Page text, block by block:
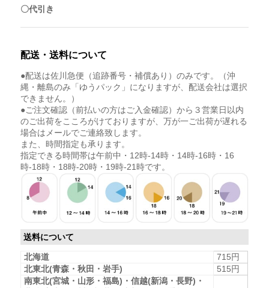
〇代引き
配送・送料について
●配送は佐川急便（追跡番号・補償あり）のみです。（沖
縄・離島のみ「ゆうパック」になりますが、配送会社は選択
できません。）
●ご注文確認（前払いの方はご入金確認）から３営業日以内
のご出荷をこころがけておりますが、万が一ご出荷が遅れる
場合はメールでご連絡致します。
また、時間指定も承ります。
指定できる時間帯は午前中・12時-14時・14時-16時・16
時-18時・18時-20時・19時-21時です。
送料について
北海道
715円
北東北(青森・秋田・岩手)
515円
南東北(宮城・山形・福島)・信越(新潟・長野)・